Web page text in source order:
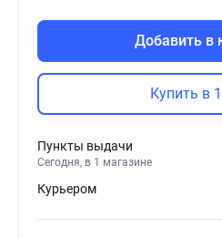
Добавить в
Купить в
Пункты выдачи
Сегодня, в 1 магазине
Курьером